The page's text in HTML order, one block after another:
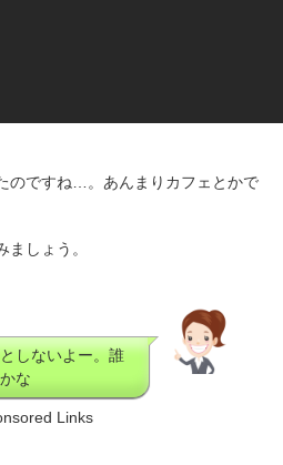
のですね…。あんまりカフェとかで
しょう。
しないよー。誰
な
Links